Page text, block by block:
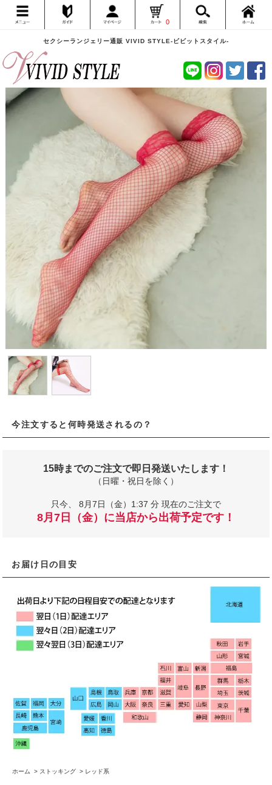
セクシーランジェリー通販 VIVID STYLE-ビビットスタイル-
0
今注文すると何時発送されるの？
15時までのご注文で即日発送いたします！
（日曜・祝日を除く）
只今、 8月7日（金）1:37 分 現在のご注文で
8月7日（金）に当店から出荷予定です！
お届け日の目安
ホーム > ストッキング > レッド系